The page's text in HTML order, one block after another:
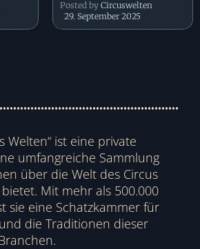
Posted by Circuswelten
29. September 2025
Welten“ ist eine private
umfangreiche Sammlung
über die Welt des Circus
Mit mehr als 500.000
sie eine Schatzkammer für
die Traditionen dieser